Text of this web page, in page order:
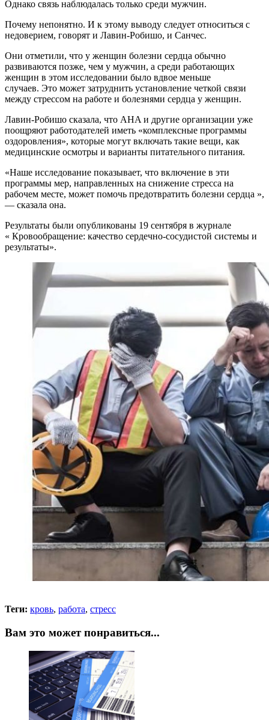
Однако связь наблюдалась только среди мужчин.
Почему непонятно. И к этому выводу следует относиться с
недоверием, говорят и Лавин-Робишо, и Санчес.
Они отметили, что у женщин болезни сердца обычно
развиваются позже, чем у мужчин, а среди работающих
женщин в этом исследовании было вдвое меньше
случаев. Это может затруднить установление четкой связи
между стрессом на работе и болезнями сердца у женщин.
Лавин-Робишо сказала, что AHA и другие организации уже
поощряют работодателей иметь «комплексные программы
оздоровления», которые могут включать такие вещи, как
медицинские осмотры и варианты питательного питания.
«Наше исследование показывает, что включение в эти
программы мер, направленных на снижение стресса на
рабочем месте, может помочь предотвратить болезни сердца »,
— сказала она.
Результаты были опубликованы 19 сентября в журнале
« Кровообращение: качество сердечно-сосудистой системы и
результаты».
Теги: кровь, работа, стресс
Вам это может понравиться...